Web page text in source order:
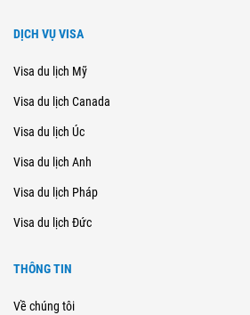
DỊCH VỤ VISA
Visa du lịch Mỹ
Visa du lịch Canada
Visa du lịch Úc
Visa du lịch Anh
Visa du lịch Pháp
Visa du lịch Đức
THÔNG TIN
Về chúng tôi